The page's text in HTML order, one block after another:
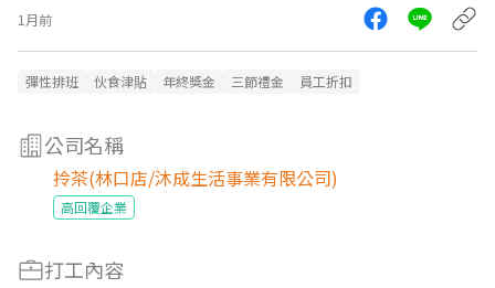
1月前
彈性排班 伙食津貼 年終獎金 三節禮金 員工折扣
公司名稱
拎茶(林口店/沐成生活事業有限公司)
高回覆企業
打工內容